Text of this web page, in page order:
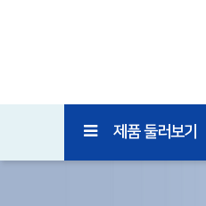
제품 둘러보기